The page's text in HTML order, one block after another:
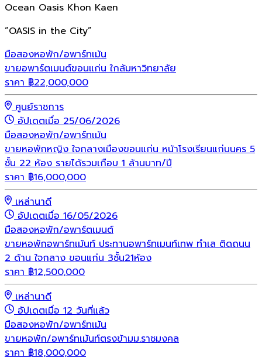
Ocean Oasis Khon Kaen
“OASIS in the City”
มือสองหอพัก/อพาร์ทเม้น
ขายอพาร์ตเมนต์ขอนแก่น ใกล้มหาวิทยาลัย
ราคา ฿22,000,000
ศูนย์ราชการ
อัปเดตเมื่อ 25/06/2026
มือสองหอพัก/อพาร์ทเม้น
ขายหอพักหญิง ใจกลางเมืองขอนแก่น หน้าโรงเรียนแก่นนคร 5
ชั้น 22 ห้อง รายได้รวมเกือบ 1 ล้านบาท/ปี
ราคา ฿16,000,000
เหล่านาดี
อัปเดตเมื่อ 16/05/2026
มือสองหอพัก/อพาร์ตเมนต์
ขายหอพักอพาร์ทเม้นท์ ประทานอพาร์ทเมนท์เทพ ทำเล ติดถนน
2 ด้าน ใจกลาง ขอนแก่น 3ชั้น21ห้อง
ราคา ฿12,500,000
เหล่านาดี
อัปเดตเมื่อ 12 วันที่แล้ว
มือสองหอพัก/อพาร์ทเม้น
ขายหอพัก/อพาร์ทเม้นท์ตรงข้ามม.ราชมงคล
ราคา ฿18,000,000